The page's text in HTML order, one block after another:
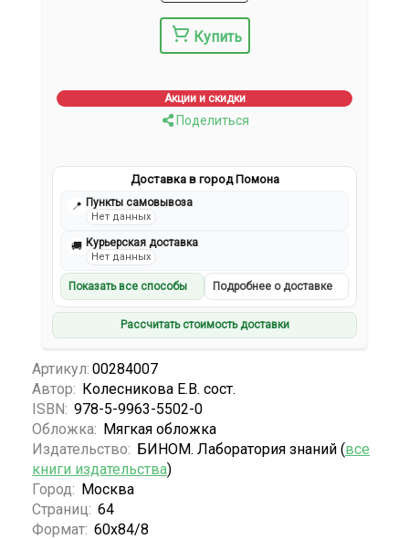
Купить
Акции и скидки
Поделиться
Доставка в город Помона
📍 Пункты самовывоза
Нет данных
🚚 Курьерская доставка
Нет данных
Показать все способы Подробнее о доставке
Рассчитать стоимость доставки
Артикул: 00284007
Автор: Колесникова Е.В. сост.
ISBN: 978-5-9963-5502-0
Обложка: Мягкая обложка
Издательство: БИНОМ. Лаборатория знаний (все
книги издательства)
Город: Москва
Страниц: 64
Формат: 60х84/8